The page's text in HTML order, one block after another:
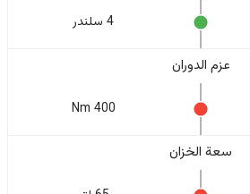
4 سلندر
عزم الدوران
400 Nm
سعة الخزان